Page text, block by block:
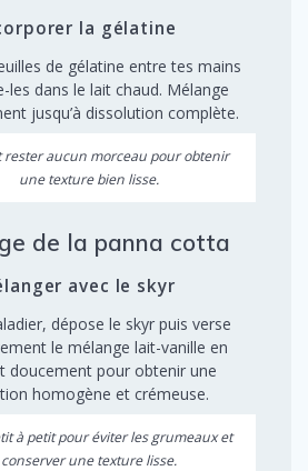
la gélatine
de gélatine entre tes mains
les dans le lait chaud. Mélange
jusqu’à dissolution complète.
rester aucun morceau pour obtenir
une texture bien lisse.
de la panna cotta
avec le skyr
dépose le skyr puis verse
le mélange lait-vanille en
doucement pour obtenir une
homogène et crémeuse.
à petit pour éviter les grumeaux et
conserver une texture lisse.